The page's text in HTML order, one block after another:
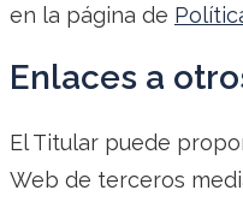
en la página de
Enlaces a
El Titular puede
Web de terceros